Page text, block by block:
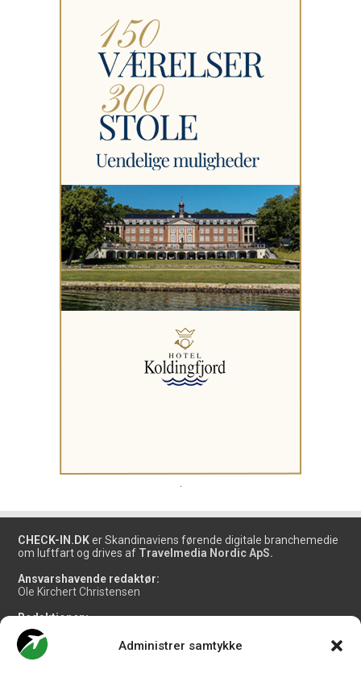
Administrer samtykke
.
CHECK-IN.DK er Skandinaviens førende digitale branchemedie
om luftfart og drives af Travelmedia Nordic ApS.
Ansvarshavende redaktør:
Ole Kirchert Christensen
Redaktionen:
Christian Granhøj Skouboe
Henrik Baumgarten
Danny Longhi Andreasen